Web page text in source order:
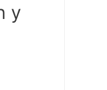
y